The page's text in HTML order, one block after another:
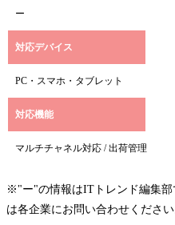
ー
対応デバイス
PC・スマホ・タブレット
対応機能
マルチチャネル対応 / 出荷管理
※"ー"の情報はITトレンド編集部
は各企業にお問い合わせください